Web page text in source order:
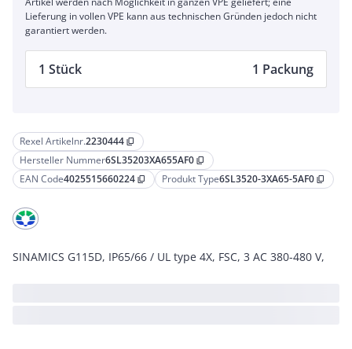
Rexel Artikelnr.2230444 content_copy
Hersteller Nummer6SL35203XA655AF0 content_copy
EAN Code4025515660224 content_copy Produkt Type6SL3520-3XA65-5AF0 content_copy
SINAMICS G115D, IP65/66 / UL type 4X, FSC, 3 AC 380-480 V,
Lieferung in vollen VPE kann aus technischen Gründen jedoch nicht
garantiert werden.
1 Stück 1 Packung